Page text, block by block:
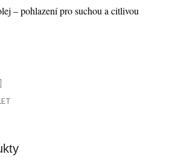
– pohlazení pro suchou a citlivou